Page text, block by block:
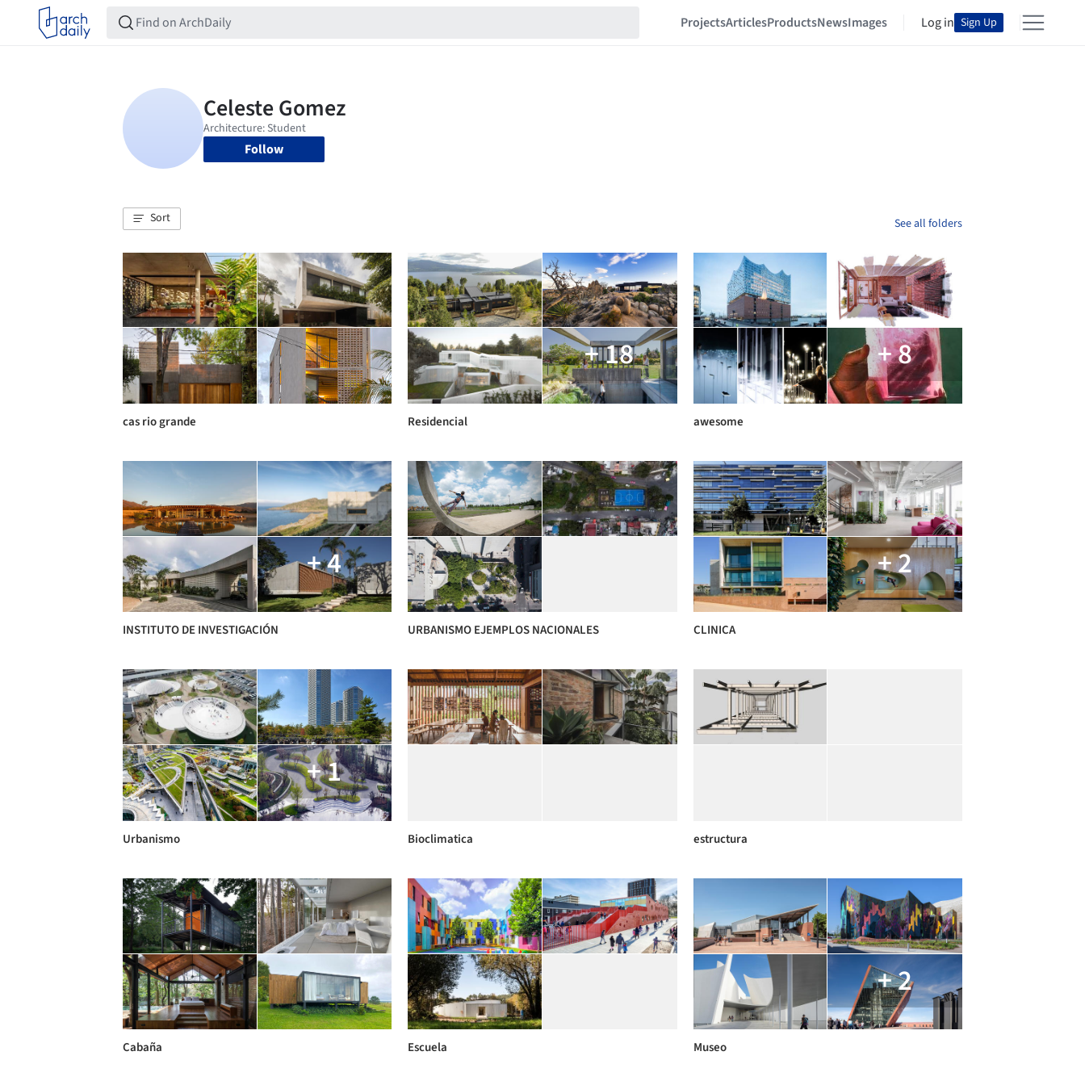
ProjectsArticlesProductsNewsImages Log in Sign Up
Follow
Sort See all folders
cas rio grande
+ 18
Residencial
+ 8
awesome
+ 4
INSTITUTO DE INVESTIGACIÓN URBANISMO EJEMPLOS NACIONALES
+ 2
CLINICA
+ 1
Urbanismo Bioclimatica estructura
Cabaña Escuela
+ 2
Museo